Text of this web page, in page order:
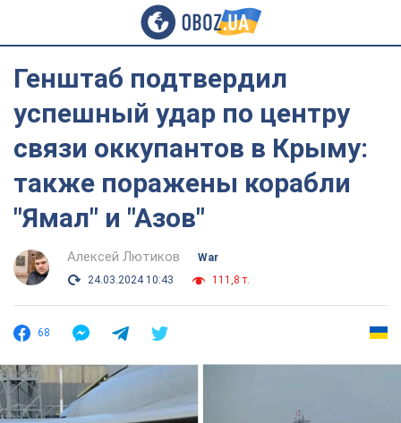
Генштаб подтвердил
успешный удар по центру
связи оккупантов в Крыму:
также поражены корабли
"Ямал" и "Азов"
Алексей Лютиков
War
24.03.2024 10:43
111,8 т.
68